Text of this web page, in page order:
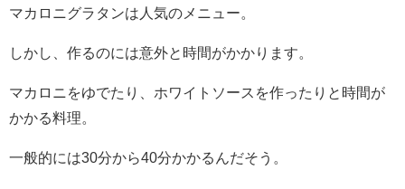
マカロニグラタンは人気のメニュー。
しかし、作るのには意外と時間がかかります。
マカロニをゆでたり、ホワイトソースを作ったりと時間が
かかる料理。
一般的には30分から40分かかるんだそう。